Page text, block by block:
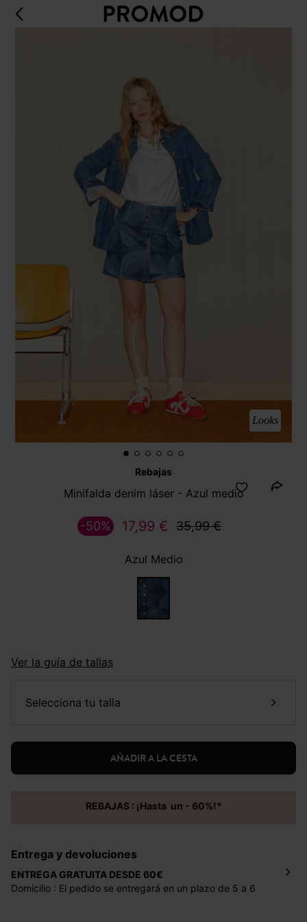
Looks
Rebajas
Minifalda denim láser - Azul medio
17,99 € 35,99 €
-50%
Azul Medio
Ver la guía de tallas
selecciona tu talla
AÑADIR A LA CESTA
REBAJAS : ¡Hasta un - 60%!*
Entrega y devoluciones
ENTREGA GRATUITA DESDE 60€
Domicilio : El pedido se entregará en un plazo de 5 a 6